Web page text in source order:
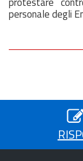
personale degli